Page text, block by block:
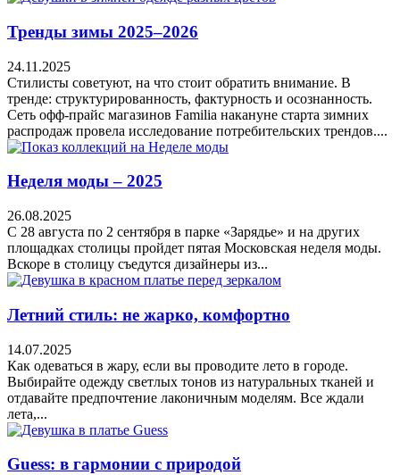
Тренды зимы 2025–2026
24.11.2025
Стилисты советуют, на что стоит обратить внимание. В
тренде: структурированность, фактурность и осознанность.
Cеть офф-прайс магазинов Familia накануне старта зимних
распродаж провела исследование потребительских трендов....
Неделя моды – 2025
26.08.2025
С 28 августа по 2 сентября в парке «Зарядье» и на других
площадках столицы пройдет пятая Московская неделя моды.
Вскоре в столицу съедутся дизайнеры из...
Летний стиль: не жарко, комфортно
14.07.2025
Как одеваться в жару, если вы проводите лето в городе.
Выбирайте одежду светлых тонов из натуральных тканей и
отдавайте предпочтение лаконичным моделям. Все ждали
лета,...
Guess: в гармонии с природой